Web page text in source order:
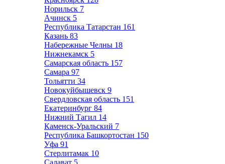
Норильск 7
Ачинск 5
Республика Татарстан 161
Казань 83
Набережные Челны 18
Нижнекамск 5
Самарская область 157
Самара 97
Тольятти 34
Новокуйбышевск 9
Свердловская область 151
Екатеринбург 84
Нижний Тагил 14
Каменск-Уральский 7
Республика Башкортостан 150
Уфа 91
Стерлитамак 10
Салават 5